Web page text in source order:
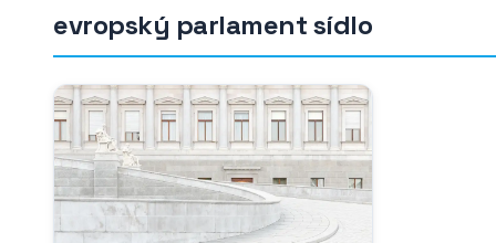
evropský parlament sídlo